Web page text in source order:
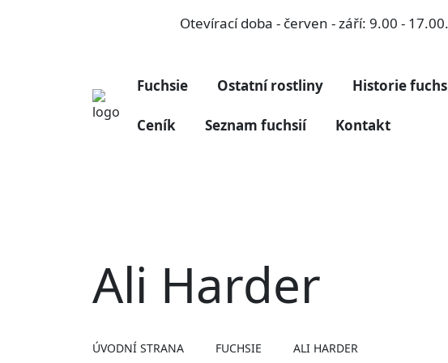
Otevírací doba - červen - září: 9.00 -
Fuchsie Ostatní rostliny Historie
Ceník Seznam fuchsií Kontakt
Ali Harder
ÚVODNÍ STRANA FUCHSIE ALI HARDER